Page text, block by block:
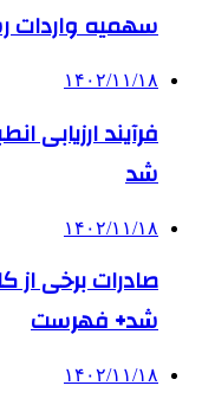
سهمیه واردات
۱۴۰۲/۱۱/۱۸
فرآیند ارزیابی
شد
۱۴۰۲/۱۱/۱۸
صادرات برخی از
شد+ فهرست
۱۴۰۲/۱۱/۱۸